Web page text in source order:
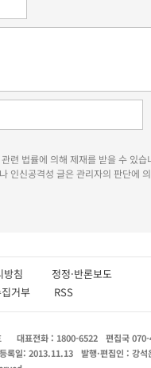
련 법률에 의해 제재를 받을 수 있습
인신공격성 글은 관리자의 판단에
리방침 정정·반론보도
거부 RSS
대표전화 : 1800-6522 편집국
등록일: 2013.11.13 발행·편집인 : 강석